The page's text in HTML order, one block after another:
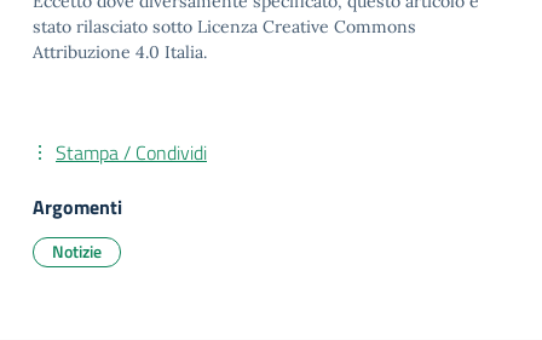
stato rilasciato sotto Licenza Creative Commons
Attribuzione 4.0 Italia.
Stampa / Condividi
Argomenti
Notizie